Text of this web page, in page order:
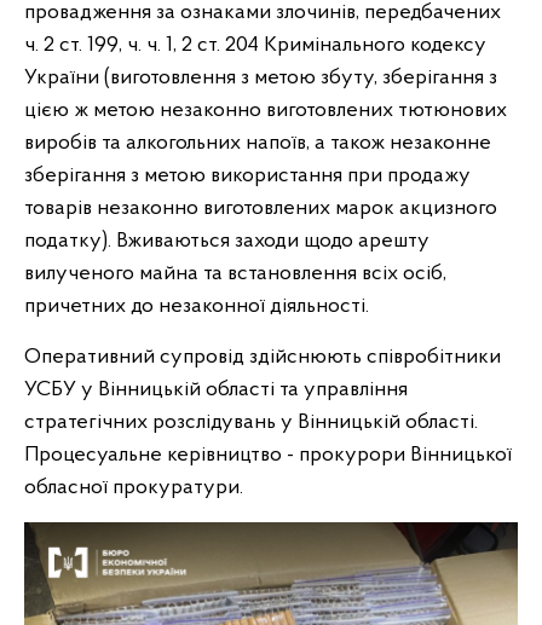
провадження за ознаками злочинів, передбачених
ч. 2 ст. 199, ч. ч. 1, 2 ст. 204 Кримінального кодексу
України (виготовлення з метою збуту, зберігання з
цією ж метою незаконно виготовлених тютюнових
виробів та алкогольних напоїв, а також незаконне
зберігання з метою використання при продажу
товарів незаконно виготовлених марок акцизного
податку). Вживаються заходи щодо арешту
вилученого майна та встановлення всіх осіб,
причетних до незаконної діяльності.
Оперативний супровід здійснюють співробітники
УСБУ у Вінницькій області та управління
стратегічних розслідувань у Вінницькій області.
Процесуальне керівництво - прокурори Вінницької
обласної прокуратури.